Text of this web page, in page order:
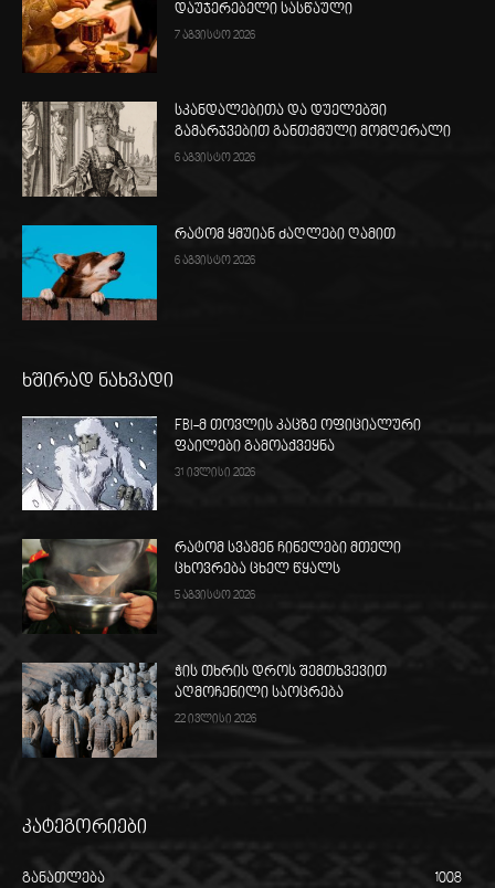
დაუჯერებელი სასწაული
7 აგვისტო 2026
სკანდალებითა და დუელებში
გამარჯვებით განთქმული მომღერალი
6 აგვისტო 2026
რატომ ყმუიან ძაღლები ღამით
6 აგვისტო 2026
ხშირად ნახვადი
FBI-მ თოვლის კაცზე ოფიციალური
ფაილები გამოაქვეყნა
31 ივლისი 2026
რატომ სვამენ ჩინელები მთელი
ცხოვრება ცხელ წყალს
5 აგვისტო 2026
ჭის თხრის დროს შემთხვევით
აღმოჩენილი საოცრება
22 ივლისი 2026
კატეგორიები
განათლება 1008